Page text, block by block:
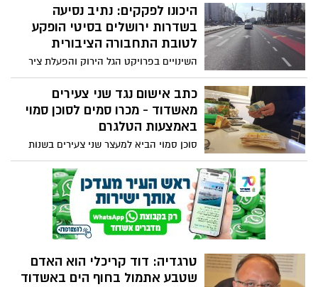
על מנת להחזיר את המצב לקדמותו - שאפו
היכונו לפקקים: נתיב נסיעה
בשדרות ירושלים בסיטי הופקע
לטובת התחבורה הציבורית
השינויים בפרויקט הגל הירוק והפעלת ציר
התחבורה הציבורית במרכז שדרות הרצל,
הביאו לכך שנתיב נסיעה באחד האזורים הכי
עמוסים בעיר בשעות הבוקר ואחר הצהריים,
הופקע לטובת התחבורה הציבורית. באיזור
משרדים ועוד. הסתת תנועת האוטובוסים
למקום תהפוך את האיזור לקטסטרופלית
מבחינה תחבורתית
כתב אישום נגד שני צעירים
מאשדוד - מכרו סמים לסוכן סמוי
באמצעות הטלגרם
סוכן סמוי הביא למעצר שני צעירים בשנות
ה-20 לחייהם מאשדוד, שמכרו סמים מסוג
MDMA ׁ(אקסטזי) באמצעות שימוש
באפליקציית טלגרם. הם נעצרו מוקדם יותר
החודש והיום הוגש נגדם כתב אישום ובקשת
מעצר עד תום ההליכים המשפטיים
טרגדיה: דוד קריכלי הוא האדם
שטבע אתמול בחוף הים באשדוד